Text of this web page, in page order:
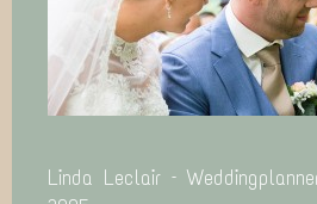
Linda Leclair –